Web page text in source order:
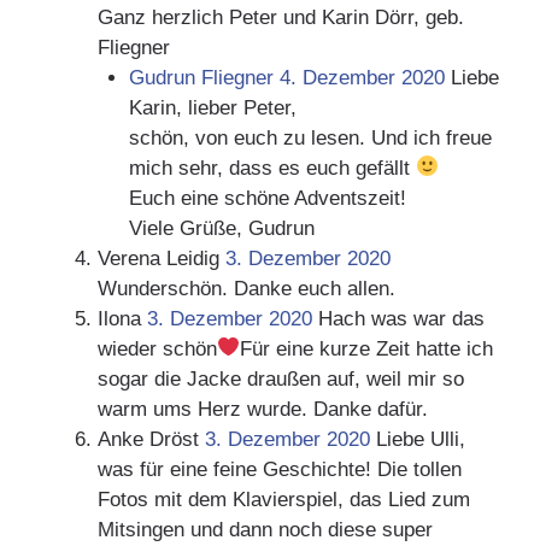
Ganz herzlich Peter und Karin Dörr, geb.
Fliegner
Gudrun Fliegner4. Dezember 2020Liebe
Karin, lieber Peter,
schön, von euch zu lesen. Und ich freue
mich sehr, dass es euch gefällt
Euch eine schöne Adventszeit!
Viele Grüße, Gudrun
Verena Leidig 3. Dezember 2020
Wunderschön. Danke euch allen.
Ilona 3. Dezember 2020 Hach was war das
wieder schön
Für eine kurze Zeit hatte ich
sogar die Jacke draußen auf, weil mir so
warm ums Herz wurde. Danke dafür.
Anke Dröst 3. Dezember 2020 Liebe Ulli,
was für eine feine Geschichte! Die tollen
Fotos mit dem Klavierspiel, das Lied zum
Mitsingen und dann noch diese super